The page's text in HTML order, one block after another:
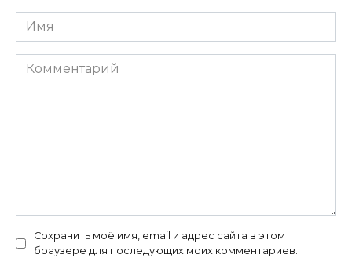
Имя
Комментарий
Сохранить моё имя, email и адрес сайта в этом
браузере для последующих моих комментариев.